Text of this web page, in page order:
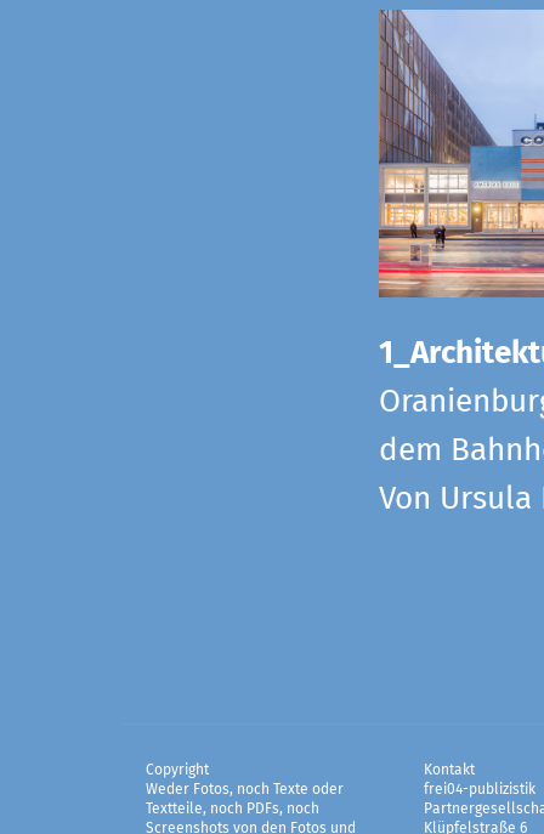
dem
Von Ursula
Copyright
Weder Fotos, noch Texte oder
Textteile, noch PDFs, noch
Screenshots von den Fotos und
Kontakt
frei04-publizistik
Klüpfelstraße 6